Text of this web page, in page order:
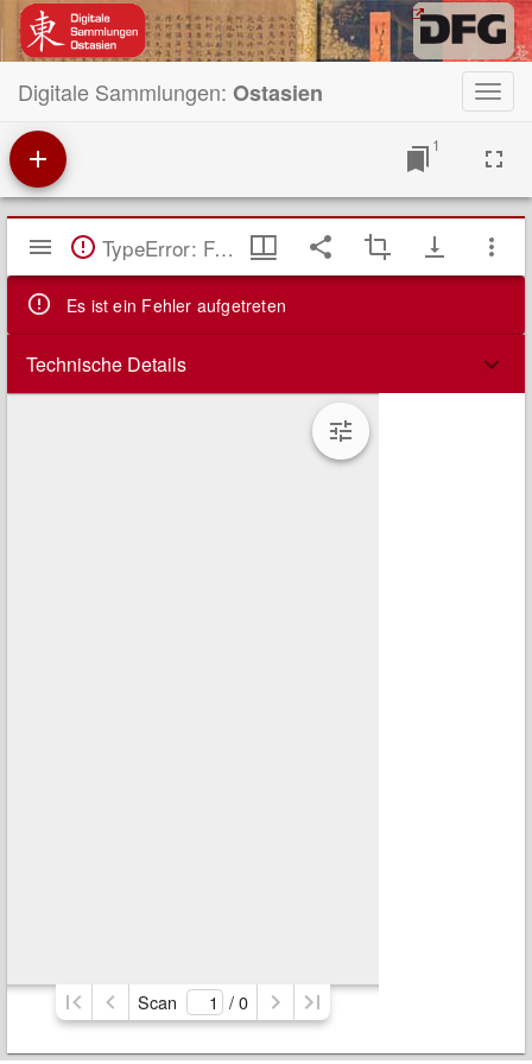
Digitale Sammlungen: Ostasien
1
Mirador
Viewer TypeError: Failed to fetch
Es ist ein Fehler aufgetreten
Technische Details
Scan / 0